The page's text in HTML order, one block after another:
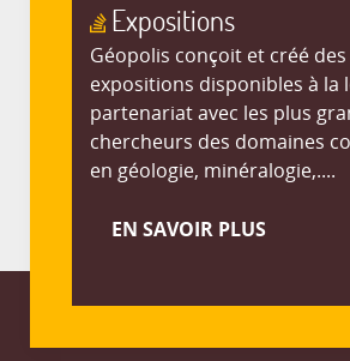
Expositions
Géopolis conçoit et créé des
expositions disponibles à la
partenariat avec les plus
chercheurs des domaines
en géologie, minéralogie,....
EN SAVOIR PLUS